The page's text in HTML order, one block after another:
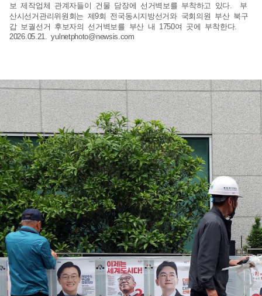
보 제작업체 관계자들이 건물 담장에 선거벽보를 부착하고 있다. 부
산시선거관리위원회는 제9회 전국동시지방선거와 국회의원 부산 북구
갑 보궐선거 후보자의 선거벽보를 부산 내 1750여 곳에 부착한다.
2026.05.21.yulnetphoto@newsis.com